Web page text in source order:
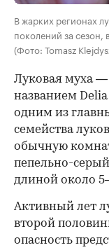
В жарких регионах
поколений за
(Фото: Tomasz
00:00
Луковая муха
названием
одним из
семейства
обычную
пепельно-
длиной около
Активный лет
второй
опасность